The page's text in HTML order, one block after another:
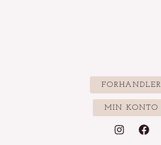
FORHANDLER
MIN KONTO